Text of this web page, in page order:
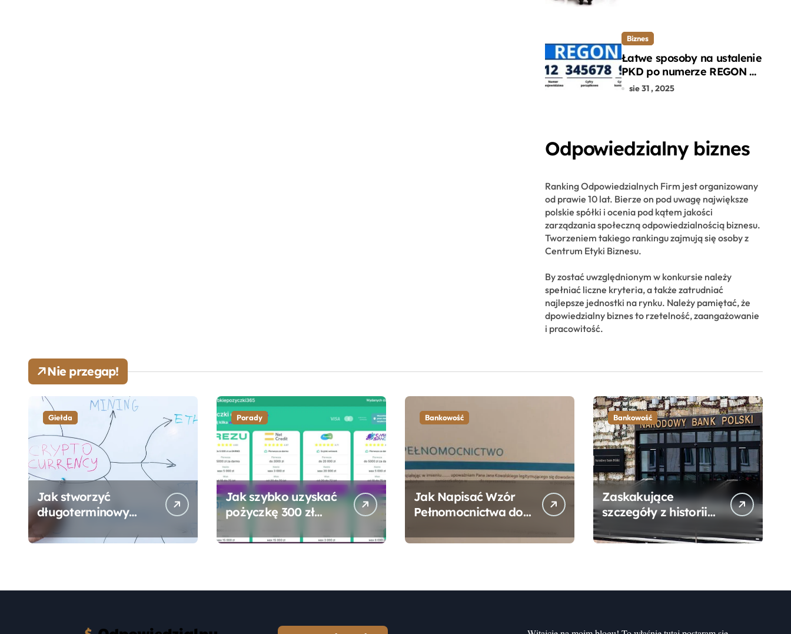
Biznes
Łatwe sposoby na ustalenie
PKD po numerze REGON w
kilku prostych krokach
sie 31 , 2025
Odpowiedzialny biznes
Ranking Odpowiedzialnych Firm jest organizowany
od prawie 10 lat. Bierze on pod uwagę największe
polskie spółki i ocenia pod kątem jakości
zarządzania społeczną odpowiedzialnością biznesu.
Tworzeniem takiego rankingu zajmują się osoby z
Centrum Etyki Biznesu.
By zostać uwzględnionym w konkursie należy
spełniać liczne kryteria, a także zatrudniać
najlepsze jednostki na rynku. Należy pamiętać, że
dpowiedzialny biznes to rzetelność, zaangażowanie
i pracowitość.
Nie przegap!
Giełda
Jak stworzyć
długoterminowy
10-20 lat?
Porady
Jak szybko uzyskać
pożyczkę 300 zł
formalności?
Bankowość
Jak Napisać Wzór
Pełnomocnictwa do
Praktyczny
Bankowość
Zaskakujące
szczegóły z historii
Narodowego Banku